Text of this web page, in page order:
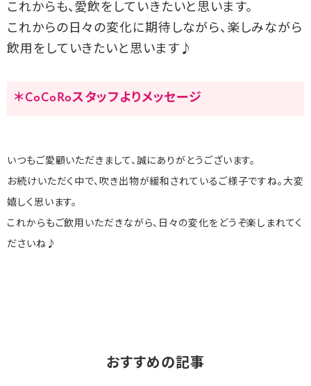
これからも、愛飲をしていきたいと思います。
これからの日々の変化に期待しながら、楽しみながら
飲用をしていきたいと思います♪
＊CoCoRoスタッフよりメッセージ
いつもご愛顧いただきまして、誠にありがとうございます。
お続けいただく中で、吹き出物が緩和されているご様子ですね。大変
嬉しく思います。
これからもご飲用いただきながら、日々の変化をどうぞ楽しまれてく
ださいね♪
おすすめの記事